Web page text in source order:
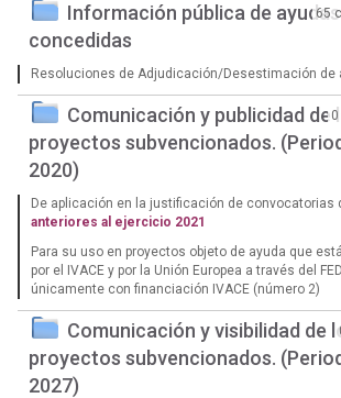
Información pública de ayudas
concedidas
65
Resoluciones de Adjudicación/Desestimación de
Comunicación y publicidad de
proyectos subvencionados.
2020)
De aplicación en la justificación de convocatorias
anteriores al ejercicio 2021
Para su uso en proyectos objeto de ayuda que
por el IVACE y por la Unión Europea a través del
únicamente con financiación IVACE (número 2)
Comunicación y visibilidad de
proyectos subvencionados.
2027)